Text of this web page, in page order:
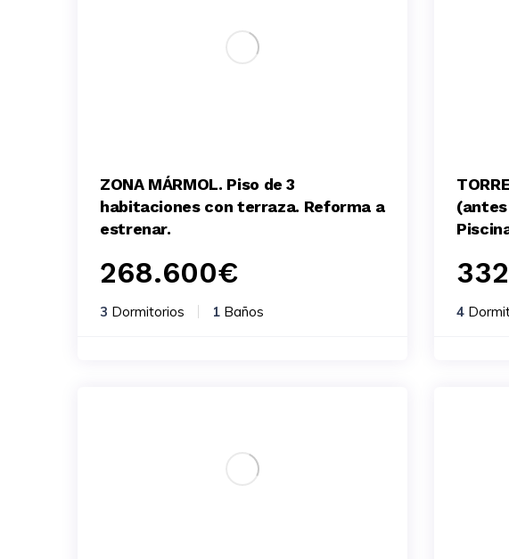
ZONA MÁRMOL. Piso de 3
habitaciones con terraza. Reforma a
estrenar.
268.600€
3 Dormitorios 1 Baños
(antes
4